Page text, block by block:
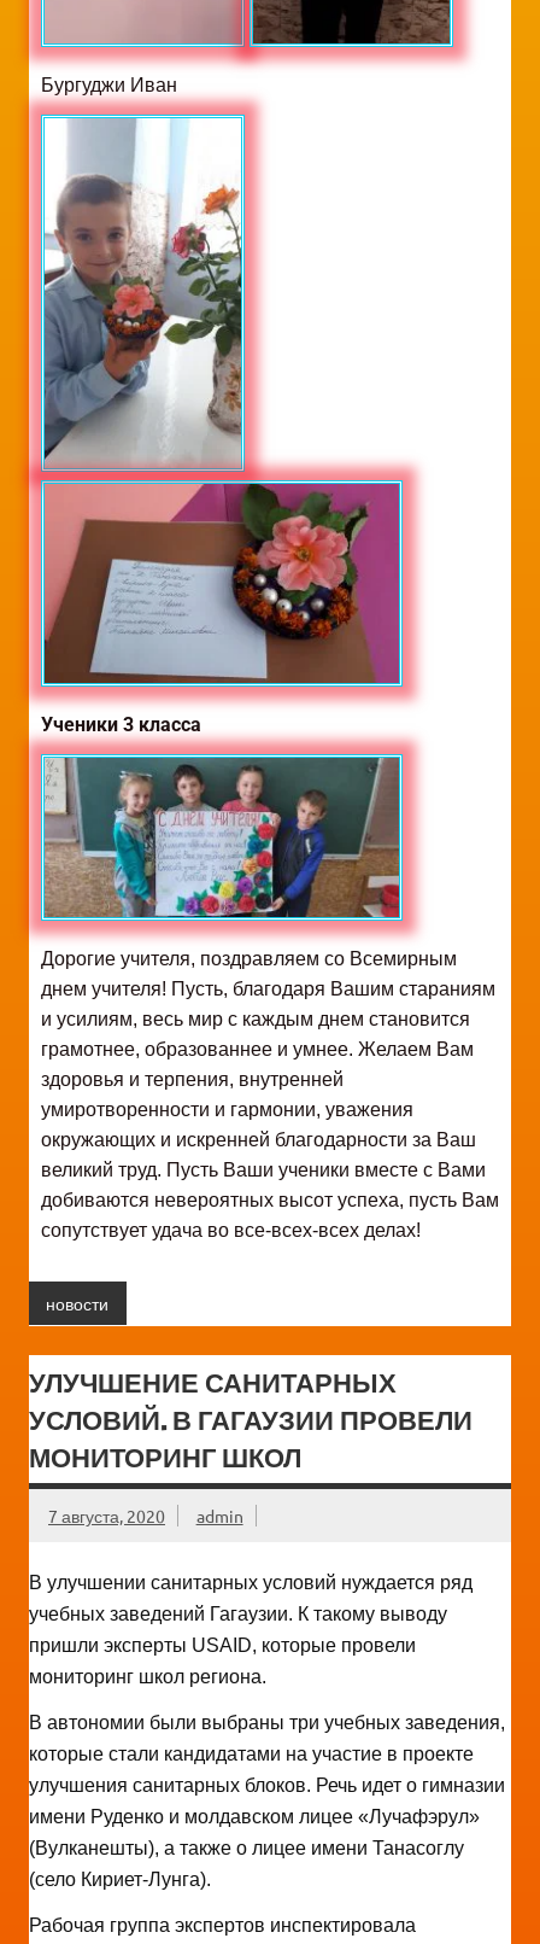
Бургуджи Иван
Ученики 3 класса
Дорогие учителя, поздравляем со Всемирным
днем учителя! Пусть, благодаря Вашим стараниям
и усилиям, весь мир с каждым днем становится
грамотнее, образованнее и умнее. Желаем Вам
здоровья и терпения, внутренней
умиротворенности и гармонии, уважения
окружающих и искренней благодарности за Ваш
великий труд. Пусть Ваши ученики вместе с Вами
добиваются невероятных высот успеха, пусть Вам
сопутствует удача во все-всех-всех делах!
новости
УЛУЧШЕНИЕ САНИТАРНЫХ
УСЛОВИЙ. В ГАГАУЗИИ ПРОВЕЛИ
МОНИТОРИНГ ШКОЛ
7 августа, 2020 admin
В улучшении санитарных условий нуждается ряд
учебных заведений Гагаузии. К такому выводу
пришли эксперты USAID, которые провели
мониторинг школ региона.
В автономии были выбраны три учебных заведения,
которые стали кандидатами на участие в проекте
улучшения санитарных блоков. Речь идет о гимназии
имени Руденко и молдавском лицее «Лучафэрул»
(Вулканешты), а также о лицее имени Танасоглу
(село Кириет-Лунга).
Рабочая группа экспертов инспектировала